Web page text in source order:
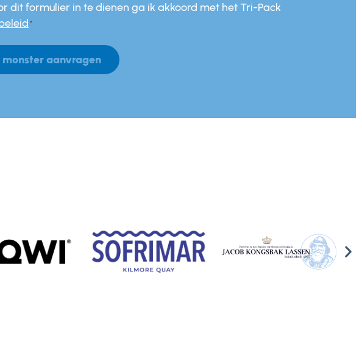
*
dit formulier in te dienen ga ik akkoord met het Tri-Pack
*
monster aanvragen